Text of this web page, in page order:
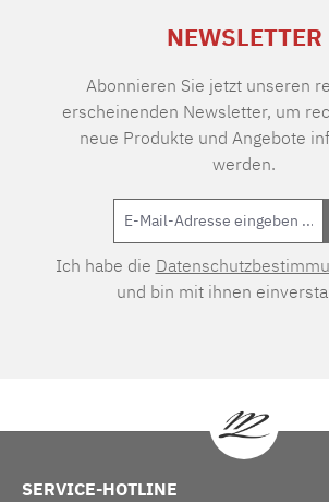
NEWSLETTER
Abonnieren Sie jetzt unseren
erscheinenden Newsletter, um
neue Produkte und Angebote
werden.
Ich habe die
und bin mit ihnen
SERVICE-HOTLINE